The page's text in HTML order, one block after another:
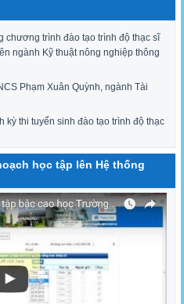
chương trình đào tạo trình độ thạc sĩ
ngành Kỹ thuật nông nghiệp thông
Phạm Xuân Quỳnh, ngành Tài
kỳ thi tuyển sinh đào tạo trình độ thạc
học tập lên Hệ thống